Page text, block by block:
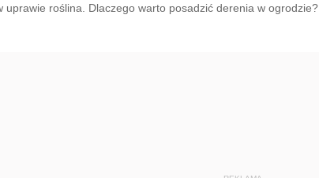
uprawie roślina. Dlaczego warto posadzić derenia w ogrodzie?